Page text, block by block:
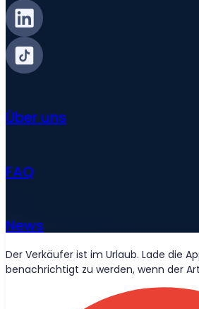
Der Verkäufer ist im Urlaub. Lade die
benachrichtigt zu werden, wenn der
Über uns
FAQ
News
Wolt-Lieferungen